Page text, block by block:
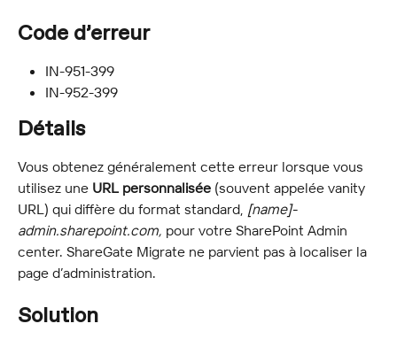
Code d’erreur
IN-951-399
IN-952-399
Détails
Vous obtenez généralement cette erreur lorsque vous
utilisez une URL personnalisée (souvent appelée vanity
URL) qui diffère du format standard, [name]-
admin.sharepoint.com, pour votre SharePoint Admin
center. ShareGate Migrate ne parvient pas à localiser la
page d’administration.
Solution